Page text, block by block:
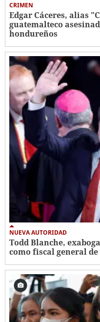
CRIMEN
Edgar Cáceres, alias
guatemalteco
hondureños
NUEVA AUTORIDAD
Todd Blanche,
como fiscal general de